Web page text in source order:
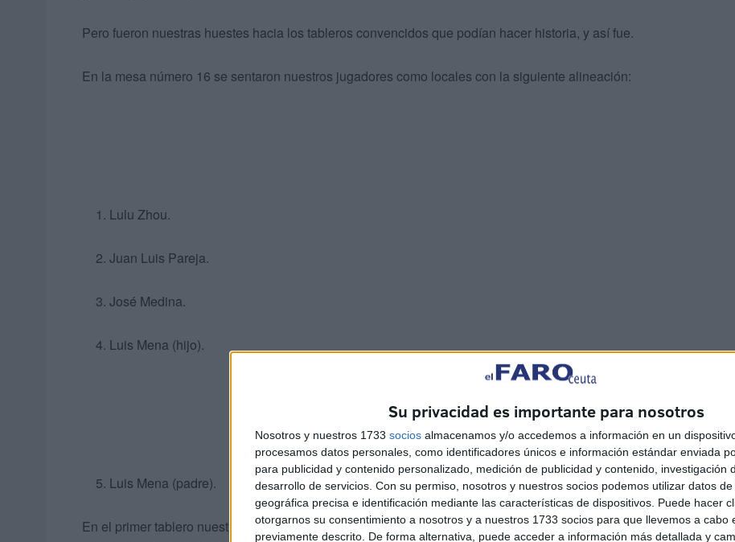
Su privacidad es importante para nosotros
Nosotros y nuestros 1733 socios almacenamos y/o accedemos a información en un
procesamos datos personales, como identificadores únicos e información estándar enviada
para publicidad y contenido personalizado, medición de publicidad y contenido, investigación
desarrollo de servicios. Con su permiso, nosotros y nuestros socios podemos utilizar datos de
geográfica precisa e identificación mediante las características de dispositivos. Puede hacer
otorgarnos su consentimiento a nosotros y a nuestros 1733 socios para que llevemos a cabo
previamente descrito. De forma alternativa, puede acceder a información más detallada y
Pero fueron nuestras huestes hacia los tableros convencidos que podían hacer historia, y así fue.
En la mesa número 16 se sentaron nuestros jugadores como locales con la siguiente alineación:
Lulu Zhou.
Juan Luis Pareja.
José Medina.
Luis Mena (hijo).
Luis Mena (padre).
En el primer tablero nuestro jugó Lulu Zhou que obtuvo una gran victoria contra un IM (maestro